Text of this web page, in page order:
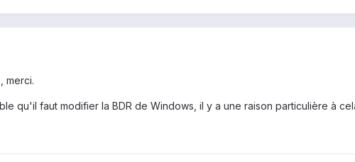
merci.
qu'il faut modifier la BDR de Windows, il y a une raison particulière à